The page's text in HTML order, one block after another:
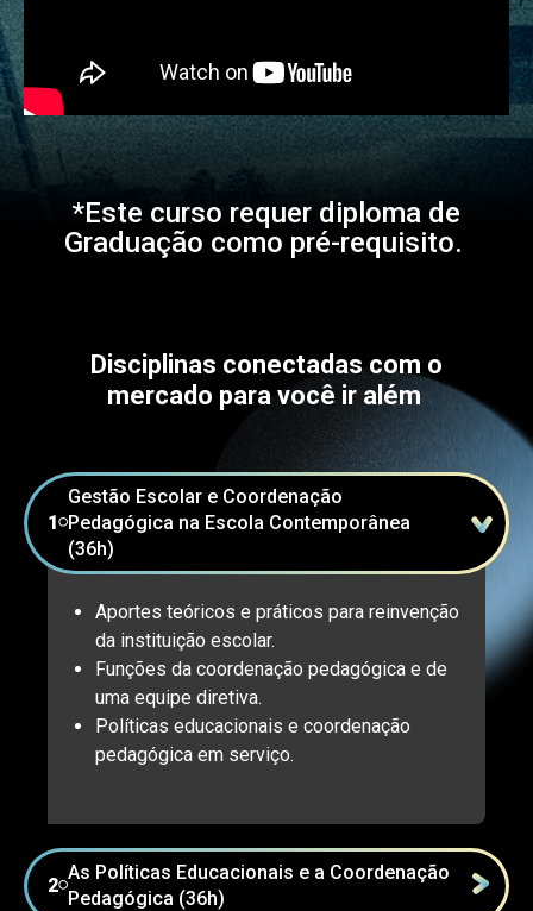
*Este curso requer diploma de
Graduação como pré-requisito.
Disciplinas conectadas com o
mercado para você ir além
1 ⚪
Gestão Escolar e Coordenação
Pedagógica na Escola Contemporânea
(36h)
Aportes teóricos e práticos para reinvenção
da instituição escolar.
Funções da coordenação pedagógica e de
uma equipe diretiva.
Políticas educacionais e coordenação
pedagógica em serviço.
2⚪
As Políticas Educacionais e a Coordenação
Pedagógica (36h)